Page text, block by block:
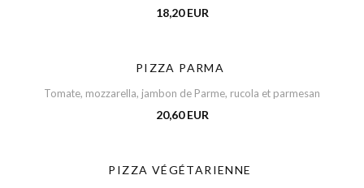
18,20 EUR
PIZZA PARMA
Tomate, mozzarella, jambon de Parme, rucola et parmesan
20,60 EUR
PIZZA VÉGÉTARIENNE